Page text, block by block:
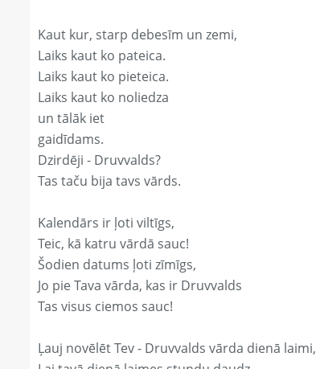
Kaut kur, starp debesīm un zemi,
Laiks kaut ko pateica.
Laiks kaut ko pieteica.
Laiks kaut ko noliedza
un tālāk iet
gaidīdams.
Dzirdēji - Druvvalds?
Tas taču bija tavs vārds.
Kalendārs ir ļoti viltīgs,
Teic, kā katru vārdā sauc!
Šodien datums ļoti zīmīgs,
Jo pie Tava vārda, kas ir Druvvalds
Tas visus ciemos sauc!
Ļauj novēlēt Tev - Druvvalds vārda dienā laimi,